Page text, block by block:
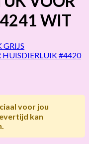
WIT
voor jou
kan